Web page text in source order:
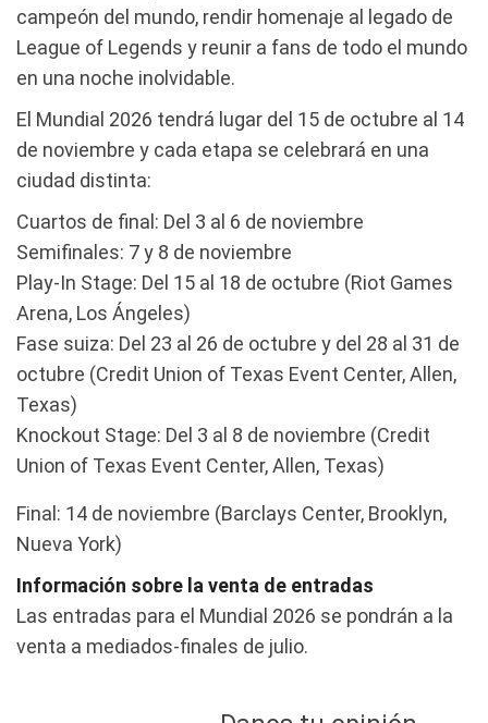
campeón del mundo, rendir homenaje al legado de
League of Legends y reunir a fans de todo el mundo
en una noche inolvidable.
El Mundial 2026 tendrá lugar del 15 de octubre al 14
de noviembre y cada etapa se celebrará en una
ciudad distinta:
Cuartos de final: Del 3 al 6 de noviembre
Semifinales: 7 y 8 de noviembre
Play-In Stage: Del 15 al 18 de octubre (Riot Games
Arena, Los Ángeles)
Fase suiza: Del 23 al 26 de octubre y del 28 al 31 de
octubre (Credit Union of Texas Event Center, Allen,
Texas)
Knockout Stage: Del 3 al 8 de noviembre (Credit
Union of Texas Event Center, Allen, Texas)
Final: 14 de noviembre (Barclays Center, Brooklyn,
Nueva York)
Información sobre la venta de entradas
Las entradas para el Mundial 2026 se pondrán a la
venta a mediados-finales de julio.